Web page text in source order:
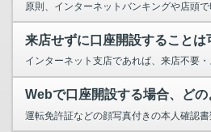
来店せずに口座開設することは